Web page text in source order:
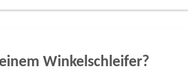
Winkelschleifer?